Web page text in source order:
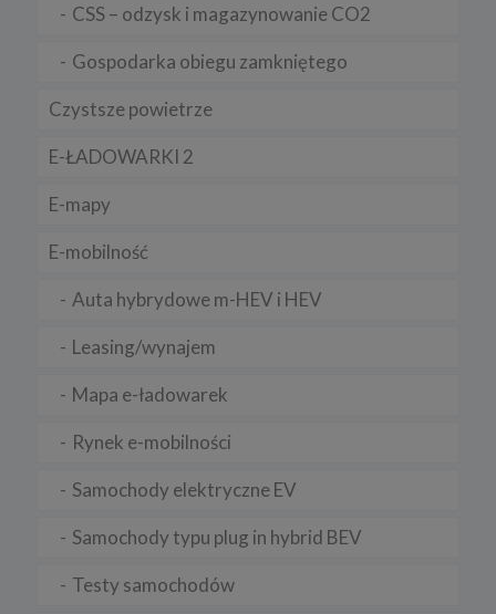
CSS – odzysk i magazynowanie CO2
Gospodarka obiegu zamkniętego
Czystsze powietrze
E-ŁADOWARKI 2
E-mapy
E-mobilność
Auta hybrydowe m-HEV i HEV
Leasing/wynajem
Mapa e-ładowarek
Rynek e-mobilności
Samochody elektryczne EV
Samochody typu plug in hybrid BEV
Testy samochodów